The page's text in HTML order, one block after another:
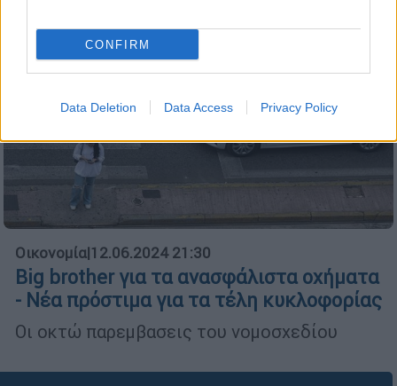
CONFIRM
Data Deletion Data Access Privacy Policy
Οικονομία|12.06.2024 21:30
Big brother για τα ανασφάλιστα οχήματα
- Νέα πρόστιμα για τα τέλη κυκλοφορίας
Οι οκτώ παρεμβασεις του νομοσχεδίου